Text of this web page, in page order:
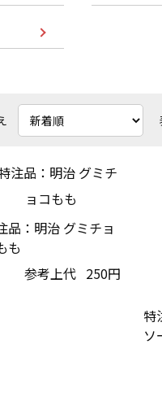
品：明治 グミチョ
も
参考上代 250円
特
ソ